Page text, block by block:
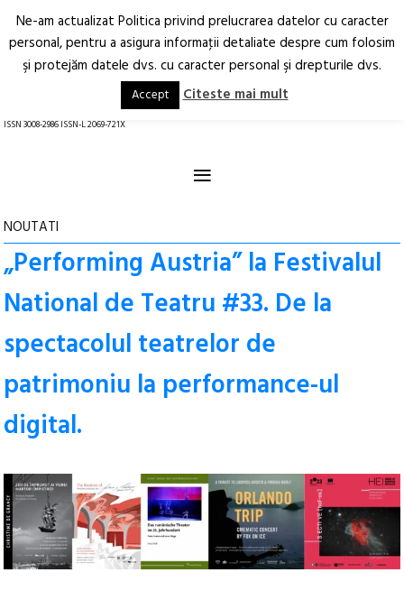
Arhitectură.
Oraș.
RO EN
ISSN 3008-2986 ISSN-L 2069-721X
≡
NOUTATI
„Performing Austria” la Festivalul
National de Teatru #33. De la
spectacolul teatrelor de
patrimoniu la performance-ul
digital.
Ne-am actualizat Politica privind prelucrarea datelor cu caracter
personal, pentru a asigura informaţii detaliate despre cum folosim
şi protejăm datele dvs. cu caracter personal şi drepturile dvs.
Accept Citeste mai mult